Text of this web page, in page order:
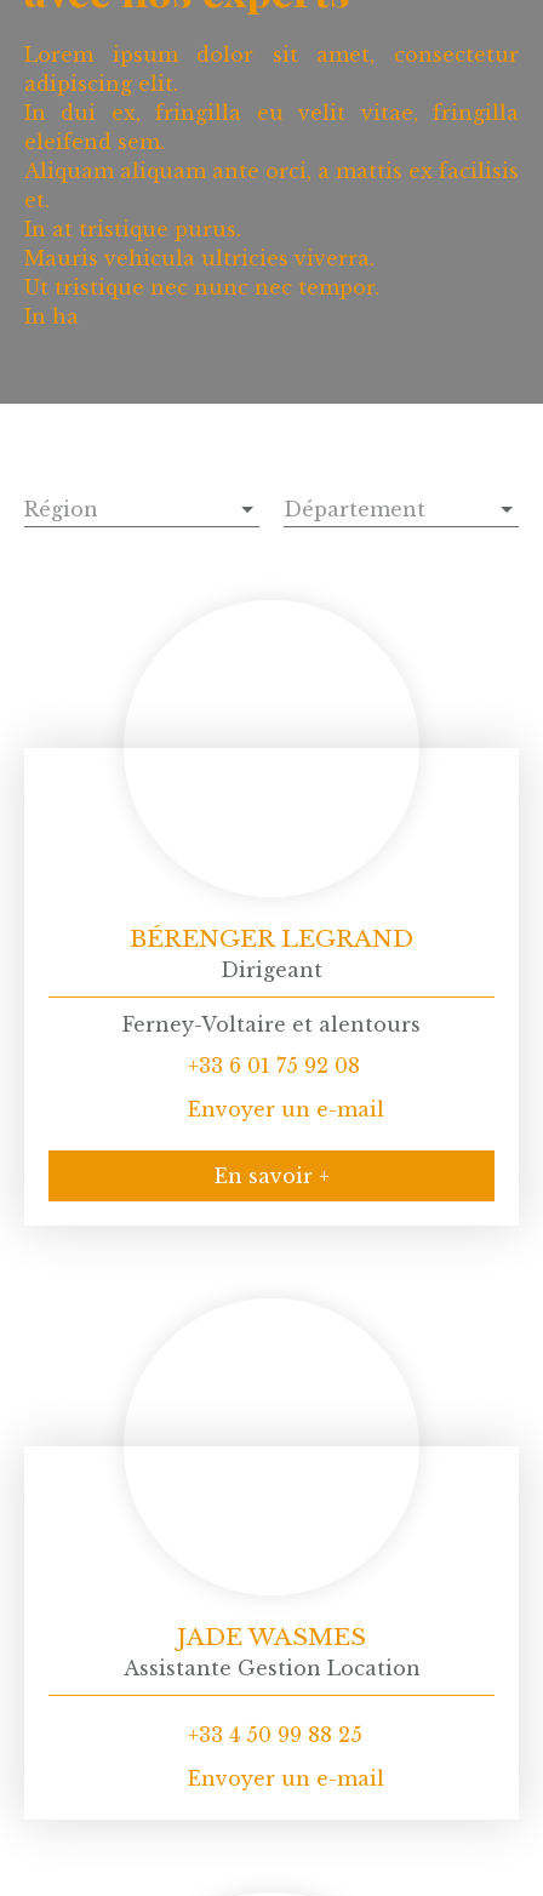
Lorem ipsum dolor sit amet, consectetur
adipiscing elit.
In dui ex, fringilla eu velit vitae, fringilla
eleifend sem.
Aliquam aliquam ante orci, a mattis ex facilisis
et.
In at tristique purus.
Mauris vehicula ultricies viverra.
Ut tristique nec nunc nec tempor.
In ha
Région Département
BÉRENGER LEGRAND
Dirigeant
Ferney-Voltaire et alentours
+33 6 01 75 92 08
Envoyer un e-mail
En savoir +
JADE WASMES
Assistante Gestion Location
+33 4 50 99 88 25
Envoyer un e-mail